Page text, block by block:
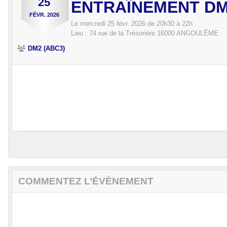
FÉVR. 2026 ENTRAÎNEMENT
Le mercredi 25 févr. 2026 de 20h30 à 22h
Lieu : 74 rue de la Trésorière 16000 ANGOULÊME
DM2 (ABC3)
COMMENTEZ L’ÉVÈNEMENT